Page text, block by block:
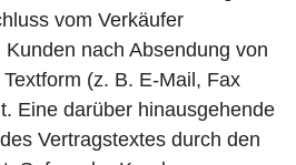
vom Verkäufer
nach Absendung von
(z. B. E-Mail, Fax
Eine darüber hinausgehende
Vertragstextes durch den